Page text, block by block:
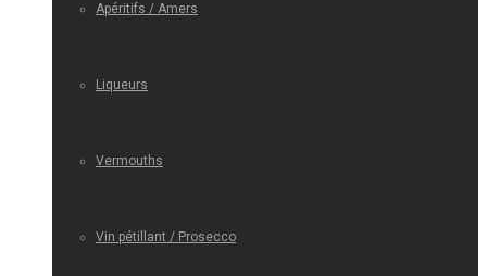
Apéritifs / Amers
Liqueurs
Vermouths
Vin pétillant / Prosecco